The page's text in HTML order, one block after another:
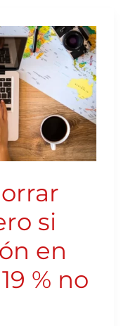
si
en
% no